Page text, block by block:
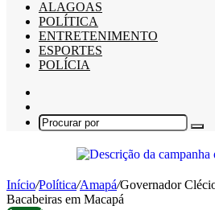
ALAGOAS
POLÍTICA
ENTRETENIMENTO
ESPORTES
POLÍCIA
skin
Início/Política/Amapá/Governador
Bacabeiras em Macapá